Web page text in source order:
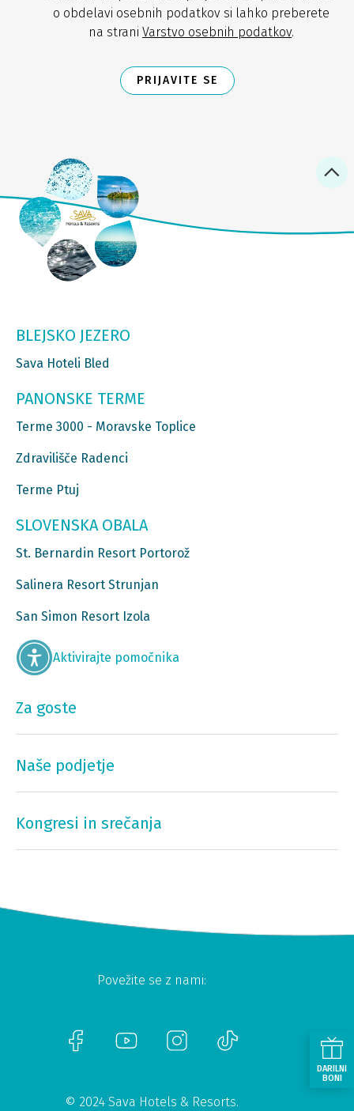
o obdelavi osebnih podatkov si lahko preberete
na strani Varstvo osebnih podatkov.
PRIJAVITE SE
BLEJSKO JEZERO
Sava Hoteli Bled
PANONSKE TERME
Terme 3000 - Moravske Toplice
Zdravilišče Radenci
Terme Ptuj
SLOVENSKA OBALA
St. Bernardin Resort Portorož
Salinera Resort Strunjan
San Simon Resort Izola
Aktivirajte pomočnika
Za goste
Naše podjetje
Kongresi in srečanja
Povežite se z nami:
© 2024 Sava Hotels & Resorts.
DARILNI
BONI